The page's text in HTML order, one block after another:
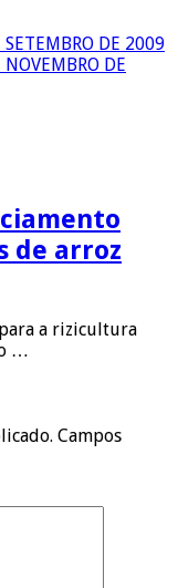
SETEMBRO DE 2009
DE
de arroz
a rizicultura
…
Campos